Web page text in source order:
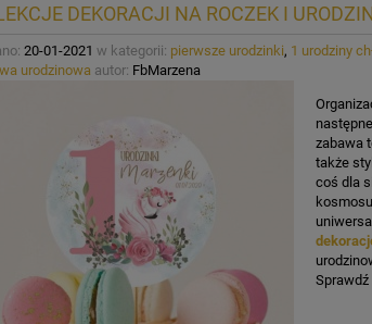
DEKORACJI NA ROCZEK I
20-01-2021 w kategorii: pierwsze urodzinki, 1 urodziny
urodzinowa autor: FbMarzena
zabawa
także
coś dla